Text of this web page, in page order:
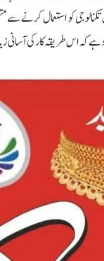
ہے کہ اس طریقہ کار کی